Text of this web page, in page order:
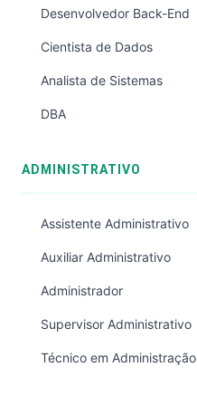
Desenvolvedor Back-End
Cientista de Dados
Analista de Sistemas
DBA
ADMINISTRATIVO
Assistente Administrativo
Auxiliar Administrativo
Administrador
Supervisor Administrativo
Técnico em Administração